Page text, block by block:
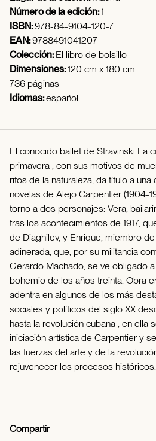
Número de la edición:1
ISBN:978-84-9104-120-7
EAN:9788491041207
Colección:El libro de bolsillo
Dimensiones:120 cm x 180 cm
736 páginas
Idiomas:español
El conocido ballet de Stravinski La
primavera , con sus motivos de
ritos de la naturaleza, da título a
novelas de Alejo Carpentier (1904-
torno a dos personajes: Vera,
tras los acontecimientos de 1917,
de Diaghilev, y Enrique, miembro
adinerada, que, por su militancia
Gerardo Machado, se ve obligado
bohemio de los años treinta. Obra
adentra en algunos de los más
sociales y políticos del siglo XX
hasta la revolución cubana , en ella
iniciación artística de Carpentier y
las fuerzas del arte y de la
rejuvenecer los procesos históricos.
Compartir